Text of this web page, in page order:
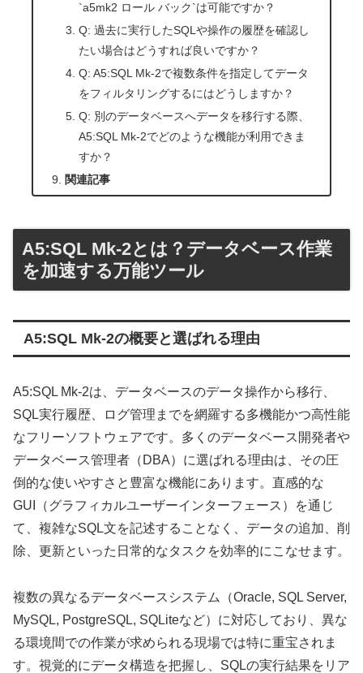
`a5mk2 ロール バック`は可能ですか？
Q: 過去に実行したSQLや操作の履歴を確認し
たい場合はどうすれば良いですか？
Q: A5:SQL Mk-2で複数条件を指定してデータ
をフィルタリングするにはどうしますか？
Q: 別のデータベースへデータを移行する際、
A5:SQL Mk-2でどのような機能が利用できま
すか？
関連記事
A5:SQL Mk-2とは？データベース作業
を加速する万能ツール
A5:SQL Mk-2の概要と選ばれる理由
A5:SQL Mk-2は、データベースのデータ操作から移行、
SQL実行履歴、ログ管理までを網羅する多機能かつ高性能
なフリーソフトウェアです。多くのデータベース開発者や
データベース管理者（DBA）に選ばれる理由は、その圧
倒的な使いやすさと豊富な機能にあります。直感的な
GUI（グラフィカルユーザーインターフェース）を通じ
て、複雑なSQL文を記述することなく、データの追加、削
除、更新といった日常的なタスクを効率的にこなせます。
複数の異なるデータベースシステム（Oracle, SQL Server,
MySQL, PostgreSQL, SQLiteなど）に対応しており、異な
る環境間での作業が求められる現場では特に重宝されま
す。視覚的にデータ構造を把握し、SQLの実行結果をリア